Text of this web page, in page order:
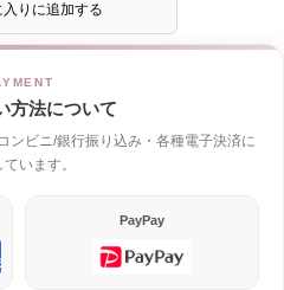
入りに追加する
方法について
ンビニ/銀行振り込み・各種電子決済に
います。
PayPay